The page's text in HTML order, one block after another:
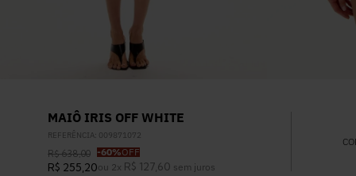
MAIÔ IRIS OFF WHITE
REFERÊNCIA: 009871072
R$ 638,00 -60%OFF
R$ 255,20ou 2x R$ 127 60 sem juros